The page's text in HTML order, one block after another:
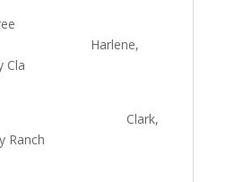
Cla
Ranch